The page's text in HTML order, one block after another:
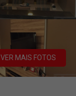
VER MAIS FOTOS